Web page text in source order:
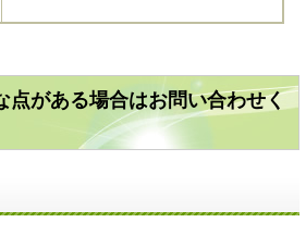
点がある場合はお問い合わせく